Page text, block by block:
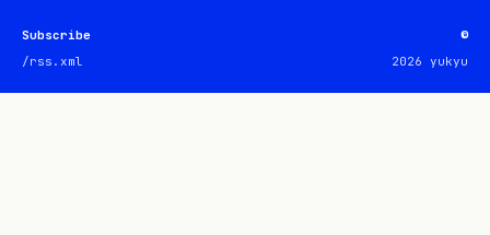
Subscribe
/rss.xml
©
2026 yukyu